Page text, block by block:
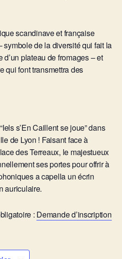
scandinave et française
symbole de la diversité qui fait la
d’un plateau de fromages – et
qui font transmettra des
s’En Caillent se joue” dans
de Lyon ! Faisant face à
des Terreaux, le majestueux
ses portes pour offrir à
a capella un écrin
auriculaire.
: Demande d’inscription